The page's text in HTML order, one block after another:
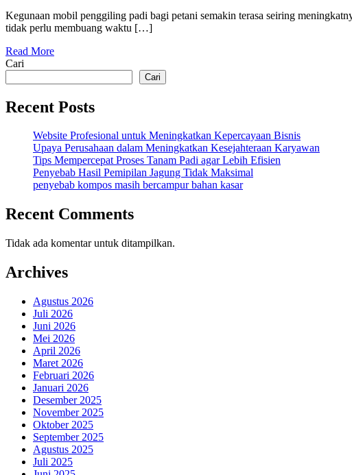
Mobil
Penggiling
bagi
Petani
Modern
Kegunaan mobil penggiling padi bagi petani semakin terasa seiring
tidak perlu membuang waktu […]
Read More
Cari
Cari
Recent Posts
Website Profesional untuk Meningkatkan Kepercayaan Bisnis
Upaya Perusahaan dalam Meningkatkan Kesejahteraan Karyawan
Tips Mempercepat Proses Tanam Padi agar Lebih Efisien
Penyebab Hasil Pemipilan Jagung Tidak Maksimal
penyebab kompos masih bercampur bahan kasar
Recent Comments
Tidak ada komentar untuk ditampilkan.
Archives
Agustus 2026
Juli 2026
Juni 2026
Mei 2026
April 2026
Maret 2026
Februari 2026
Januari 2026
Desember 2025
November 2025
Oktober 2025
September 2025
Agustus 2025
Juli 2025